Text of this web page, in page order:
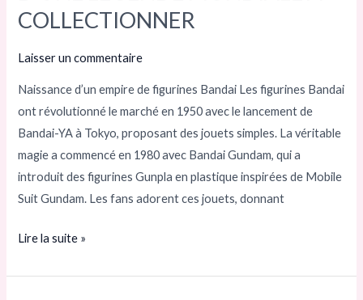
manquer
COLLECTIONNER
Laisser un commentaire
Naissance d’un empire de figurines Bandai Les figurines Bandai
ont révolutionné le marché en 1950 avec le lancement de
Bandai-YA à Tokyo, proposant des jouets simples. La véritable
magie a commencé en 1980 avec Bandai Gundam, qui a
introduit des figurines Gunpla en plastique inspirées de Mobile
Suit Gundam. Les fans adorent ces jouets, donnant
LE
ÉPIQUE
D’UNE
LÉGENDE
MONDIALE
COLLECTIONNER
Lire la suite »